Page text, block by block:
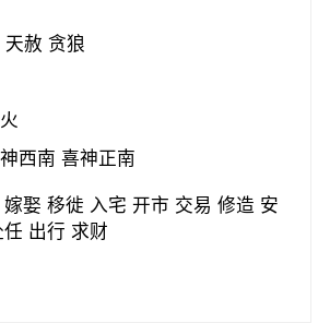
天赦 贪狼
西南 喜神正南
嫁娶 移徙 入宅 开市 交易 修造 安
出行 求财